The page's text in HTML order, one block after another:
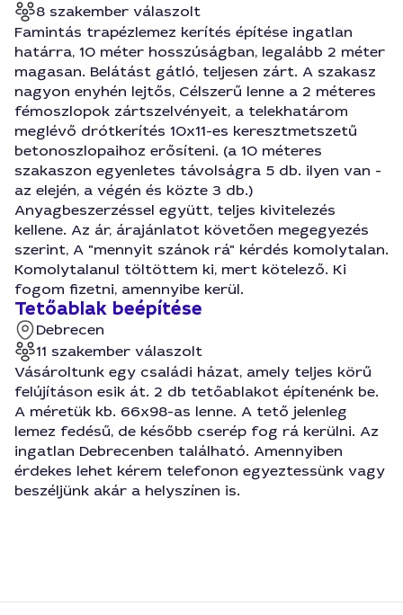
8 szakember válaszolt
Famintás trapézlemez kerítés építése ingatlan
határra, 10 méter hosszúságban, legalább 2 méter
magasan. Belátást gátló, teljesen zárt. A szakasz
nagyon enyhén lejtős, Célszerű lenne a 2 méteres
fémoszlopok zártszelvényeit, a telekhatárom
meglévő drótkerítés 10x11-es keresztmetszetű
betonoszlopaihoz erősíteni. (a 10 méteres
szakaszon egyenletes távolságra 5 db. ilyen van -
az elején, a végén és közte 3 db.)
Anyagbeszerzéssel együtt, teljes kivitelezés
kellene. Az ár, árajánlatot követően megegyezés
szerint, A "mennyit szánok rá" kérdés komolytalan.
Komolytalanul töltöttem ki, mert kötelező. Ki
fogom fizetni, amennyibe kerül.
Tetőablak beépítése
Debrecen
11 szakember válaszolt
Vásároltunk egy családi házat, amely teljes körű
felújításon esik át. 2 db tetőablakot építenénk be.
A méretük kb. 66x98-as lenne. A tető jelenleg
lemez fedésű, de később cserép fog rá kerülni. Az
ingatlan Debrecenben található. Amennyiben
érdekes lehet kérem telefonon egyeztessünk vagy
beszéljünk akár a helyszínen is.